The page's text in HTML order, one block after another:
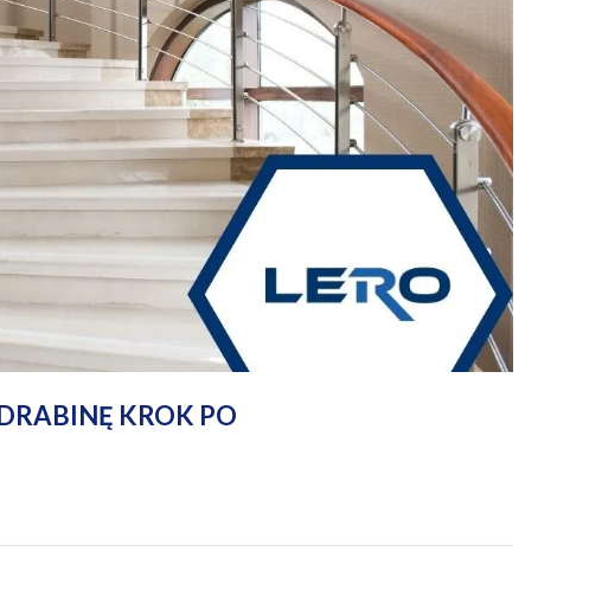
KROK PO